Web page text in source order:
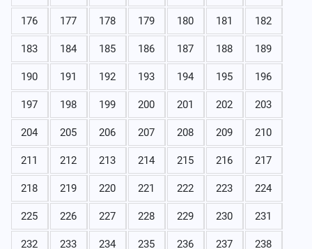
176 177 178 179 180 181 182
183 184 185 186 187 188 189
190 191 192 193 194 195 196
197 198 199 200 201 202 203
204 205 206 207 208 209 210
211 212 213 214 215 216 217
218 219 220 221 222 223 224
225 226 227 228 229 230 231
232 233 234 235 236 237 238